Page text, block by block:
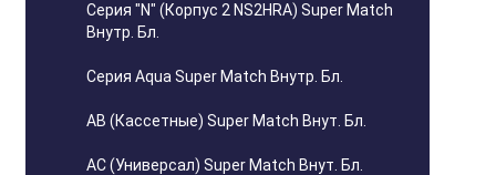
Серия "N" (Корпус 2 NS2HRA) Super Match
Внутр. Бл.
Серия Aqua Super Match Внутр. Бл.
AB (Кассетные) Super Match Внут. Бл.
AC (Универсал) Super Match Внут. Бл.